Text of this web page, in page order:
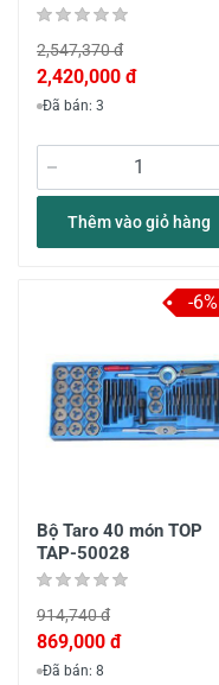
2,547,370 đ
2,420,000 đ
Đã bán: 3
Thêm vào giỏ hàng
Bộ Taro 40 món TOP
TAP-50028
914,740 đ
869,000 đ
Đã bán: 8
-6%